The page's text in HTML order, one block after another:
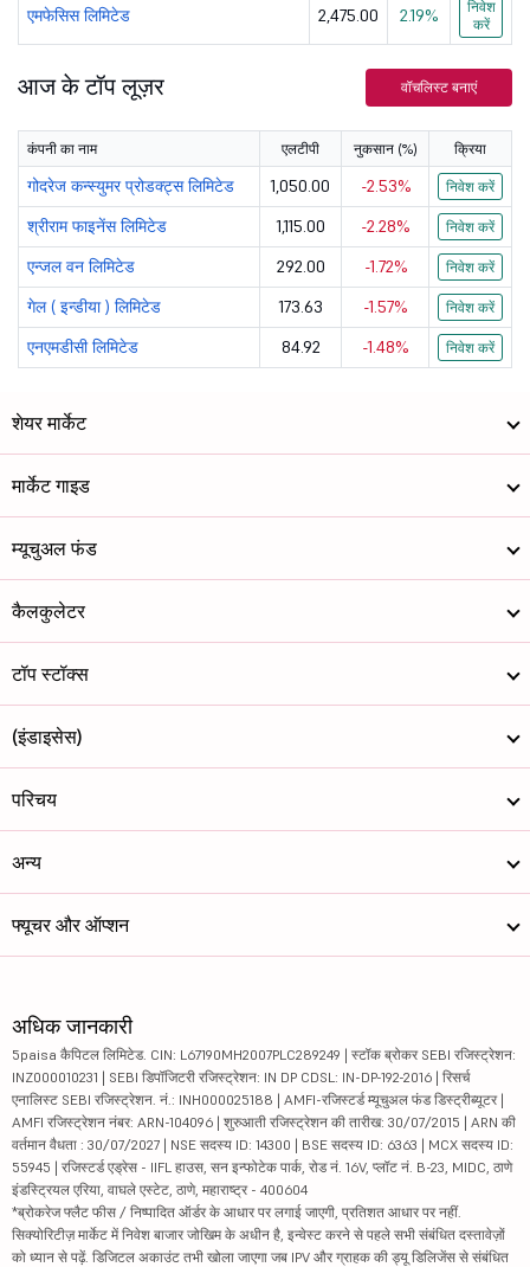
ओइल इन्डीया ... 71733.4
पावर ग्रिड क... 252743.91
Canara Bank 131.95 119279.06
यूनियन बैंक ... 183.6 139962.16
बैंक ऑफ महार... 78.28 60224.88
बैंक ऑफ इंडिया 145 65922.63
एचसीएल टेक्न...
इंडियन बैंक
ओइल एन्ड नेच...
एनटीपीसी लिम... 342.5 334534.98
कोल इन्डीया ...
एनएमडीसी लिम...
हाउसिन्ग एन्... 201.04 40238.19
पेज इन्डस्ट्...
रेडिन्गटोन ल...
इन्डियन रेलव... 88.75 115786.96
ओरेकल फाईनेन... 11805 102101.26
महिन्द्रा एन... 408.45
टेक महिन्द्र... 1635 161704.19
एमफेसिस लिमिटेड 2,475.00 2.19%
निवेश
करें
आज के टॉप लूज़र वॉचलिस्ट बनाएं
कंपनी का नाम एलटीपी नुकसान (%) क्रिया
गोदरेज कन्स्युमर प्रोडक्ट्स लिमिटेड 1,050.00 -2.53% निवेश करें
श्रीराम फाइनेंस लिमिटेड 1,115.00 -2.28% निवेश करें
एन्जल वन लिमिटेड 292.00 -1.72% निवेश करें
गेल ( इन्डीया ) लिमिटेड 173.63 -1.57% निवेश करें
एनएमडीसी लिमिटेड 84.92 -1.48% निवेश करें
शेयर मार्केट
मार्केट गाइड
म्यूचुअल फंड
कैलकुलेटर
टॉप स्टॉक्स
(इंडाइसेस)
परिचय
अन्य
फ्यूचर और ऑप्शन
अधिक जानकारी
5paisa कैपिटल लिमिटेड. CIN: L67190MH2007PLC289249 | स्टॉक ब्रोकर SEBI रजिस्ट्रेशन:
INZ000010231 | SEBI डिपॉजिटरी रजिस्ट्रेशन: IN DP CDSL: IN-DP-192-2016 | रिसर्च
एनालिस्ट SEBI रजिस्ट्रेशन. नं.: INH000025188 | AMFI-रजिस्टर्ड म्यूचुअल फंड डिस्ट्रीब्यूटर |
AMFI रजिस्ट्रेशन नंबर: ARN-104096 | शुरुआती रजिस्ट्रेशन की तारीख: 30/07/2015 | ARN की
वर्तमान वैधता : 30/07/2027 | NSE सदस्य ID: 14300 | BSE सदस्य ID: 6363 | MCX सदस्य ID:
55945 | रजिस्टर्ड एड्रेस - IIFL हाउस, सन इन्फोटेक पार्क, रोड नं. 16V, प्लॉट नं. B-23, MIDC, ठाणे
इंडस्ट्रियल एरिया, वाघले एस्टेट, ठाणे, महाराष्ट्र - 400604
*ब्रोकरेज फ्लैट फीस / निष्पादित ऑर्डर के आधार पर लगाई जाएगी, प्रतिशत आधार पर नहीं.
सिक्योरिटीज़ मार्केट में निवेश बाजार जोखिम के अधीन है, इन्वेस्ट करने से पहले सभी संबंधित दस्तावेज़ों
को ध्यान से पढ़ें. डिजिटल अकाउंट तभी खोला जाएगा जब IPV और ग्राहक की ड्यू डिलिजेंस से संबंधित